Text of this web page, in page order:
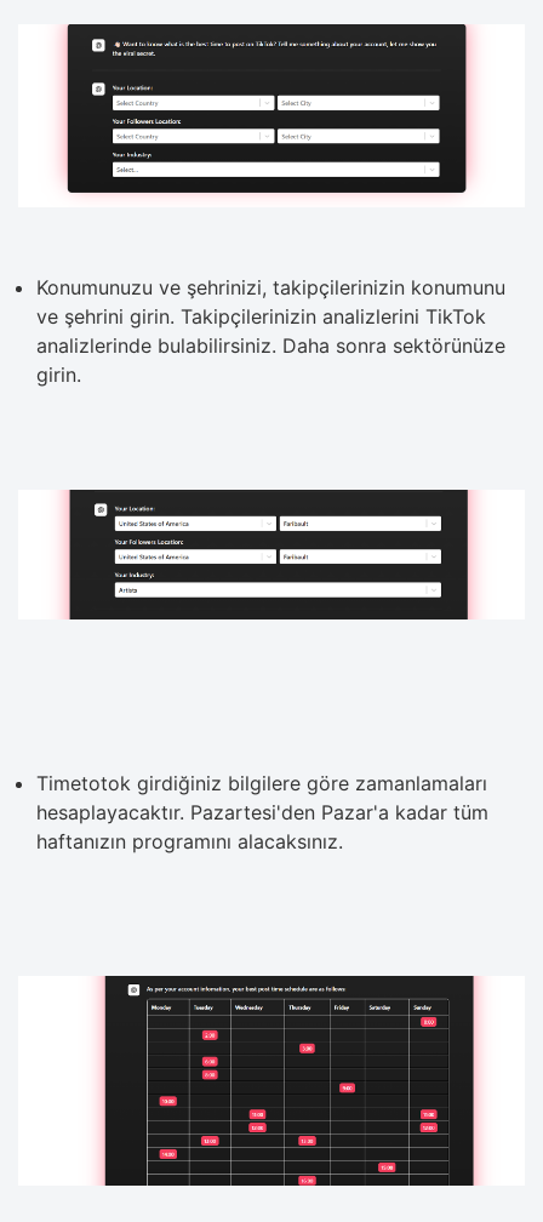
Konumunuzu ve şehrinizi, takipçilerinizin konumunu
ve şehrini girin. Takipçilerinizin analizlerini TikTok
analizlerinde bulabilirsiniz. Daha sonra sektörünüze
girin.
Timetotok girdiğiniz bilgilere göre zamanlamaları
hesaplayacaktır. Pazartesi'den Pazar'a kadar tüm
haftanızın programını alacaksınız.